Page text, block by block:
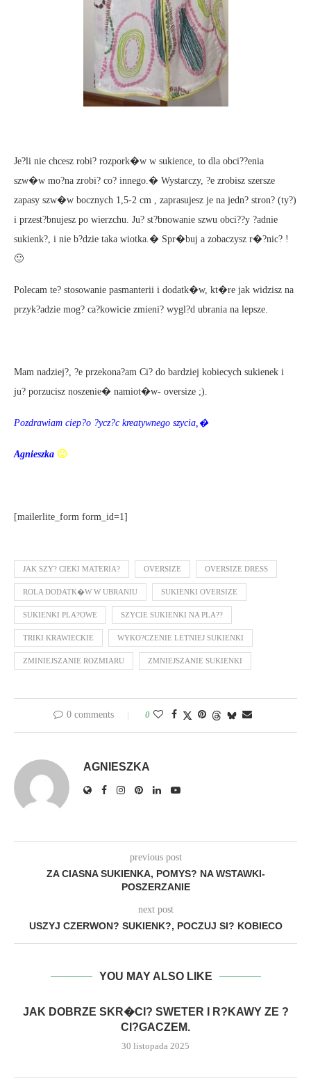
Je?li nie chcesz robi? rozpork�w w sukience, to dla obci??enia
szw�w mo?na zrobi? co? innego.� Wystarczy, ?e zrobisz szersze
zapasy szw�w bocznych 1,5-2 cm , zaprasujesz je na jedn? stron? (ty?)
i przest?bnujesz po wierzchu. Ju? st?bnowanie szwu obci??y ?adnie
sukienk?, i nie b?dzie taka wiotka.� Spr�buj a zobaczysz r�?nic? !
🙂
Polecam te? stosowanie pasmanterii i dodatk�w, kt�re jak widzisz na
przyk?adzie mog? ca?kowicie zmieni? wygl?d ubrania na lepsze.
Mam nadziej?, ?e przekona?am Ci? do bardziej kobiecych sukienek i
ju? porzucisz noszenie� namiot�w- oversize ;).
Pozdrawiam ciep?o ?ycz?c kreatywnego szycia,�
Agnieszka 🙂
[mailerlite_form form_id=1]
JAK SZY? CIEKI MATERIA? OVERSIZE OVERSIZE DRESS
ROLA DODATK�W W UBRANIU SUKIENKI OVERSIZE
SUKIENKI PLA?OWE SZYCIE SUKIENKI NA PLA??
TRIKI KRAWIECKIE WYKO?CZENIE LETNIEJ SUKIENKI
ZMINIEJSZANIE ROZMIARU ZMNIEJSZANIE SUKIENKI
0 comments 0
AGNIESZKA
previous post
ZA CIASNA SUKIENKA, POMYS? NA WSTAWKI-
POSZERZANIE
next post
USZYJ CZERWON? SUKIENK?, POCZUJ SI? KOBIECO
YOU MAY ALSO LIKE
JAK DOBRZE SKR�CI? SWETER I R?KAWY ZE ?
CI?GACZEM.
30 listopada 2025